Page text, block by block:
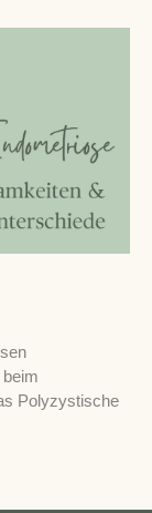
Polyzystische